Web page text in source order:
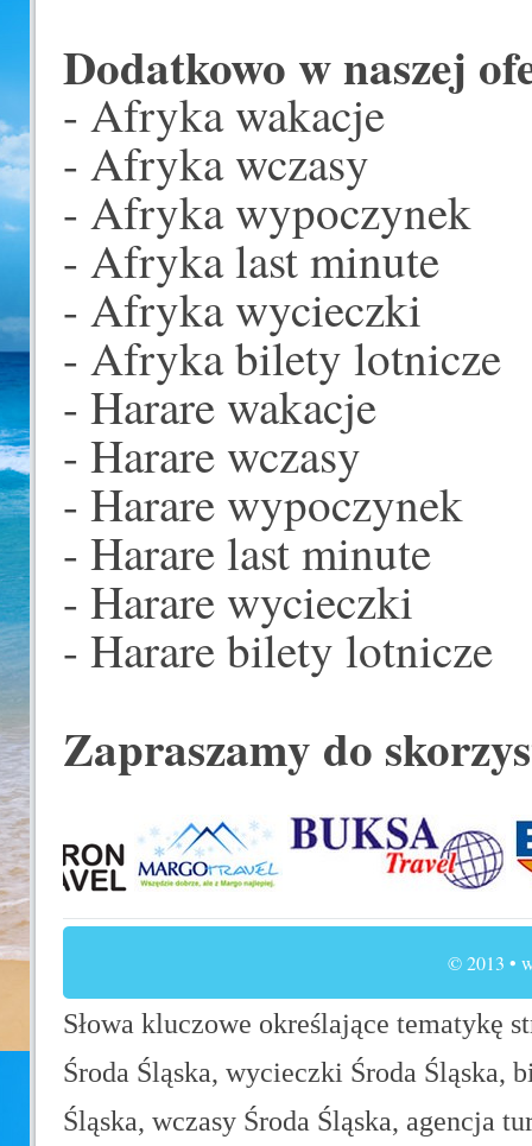
Dodatkowo w naszej
- Afryka wakacje
- Afryka wczasy
- Afryka wypoczynek
- Afryka last minute
- Afryka wycieczki
- Afryka bilety lotnicze
- Harare wakacje
- Harare wczasy
- Harare wypoczynek
- Harare last minute
- Harare wycieczki
- Harare bilety lotnicze
Zapraszamy do
© 2013 •
Słowa kluczowe określające tematykę
Środa Śląska, wycieczki Środa Śląska,
Śląska, wczasy Środa Śląska, agencja